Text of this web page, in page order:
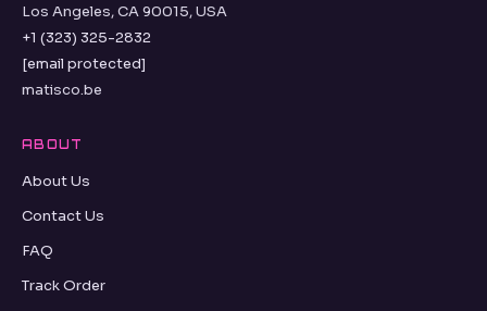
Los Angeles, CA 90015, USA
+1 (323) 325-2832
[email protected]
matisco.be
ABOUT
About Us
Contact Us
FAQ
Track Order